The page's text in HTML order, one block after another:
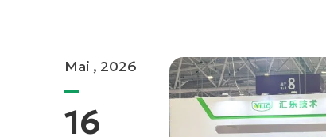
Mai , 2026
16